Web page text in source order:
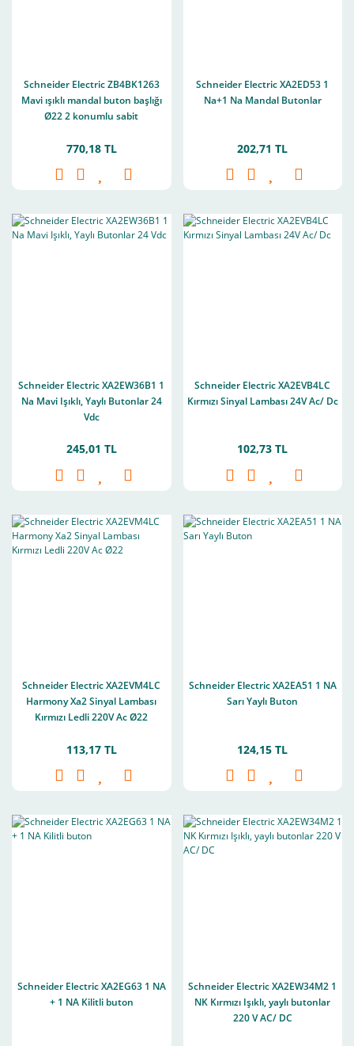
Schneider Electric ZB4BK1263
Mavi ışıklı mandal buton başlığı
Ø22 2 konumlu sabit
770,18 TL
Schneider Electric XA2ED53 1
Na+1 Na Mandal Butonlar
202,71 TL
Schneider Electric XA2EW36B1 1
Na Mavi Işıklı, Yaylı Butonlar 24
Vdc
245,01 TL
Schneider Electric XA2EVB4LC
Kırmızı Sinyal Lambası 24V Ac/ Dc
102,73 TL
Schneider Electric XA2EVM4LC
Harmony Xa2 Sinyal Lambası
Kırmızı Ledli 220V Ac Ø22
113,17 TL
Schneider Electric XA2EA51 1 NA
Sarı Yaylı Buton
124,15 TL
Schneider Electric XA2EG63 1 NA
+ 1 NA Kilitli buton
Schneider Electric XA2EW34M2 1
NK Kırmızı Işıklı, yaylı butonlar
220 V AC/ DC